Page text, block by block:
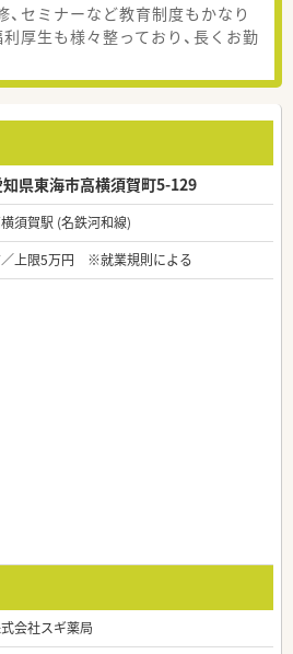
セミナーなど教育制度もかなり
厚生も様々整っており、長くお勤
知県東海市高横須賀町5-129
須賀駅 (名鉄河和線)
上限5万円 ※就業規則による
会社スギ薬局